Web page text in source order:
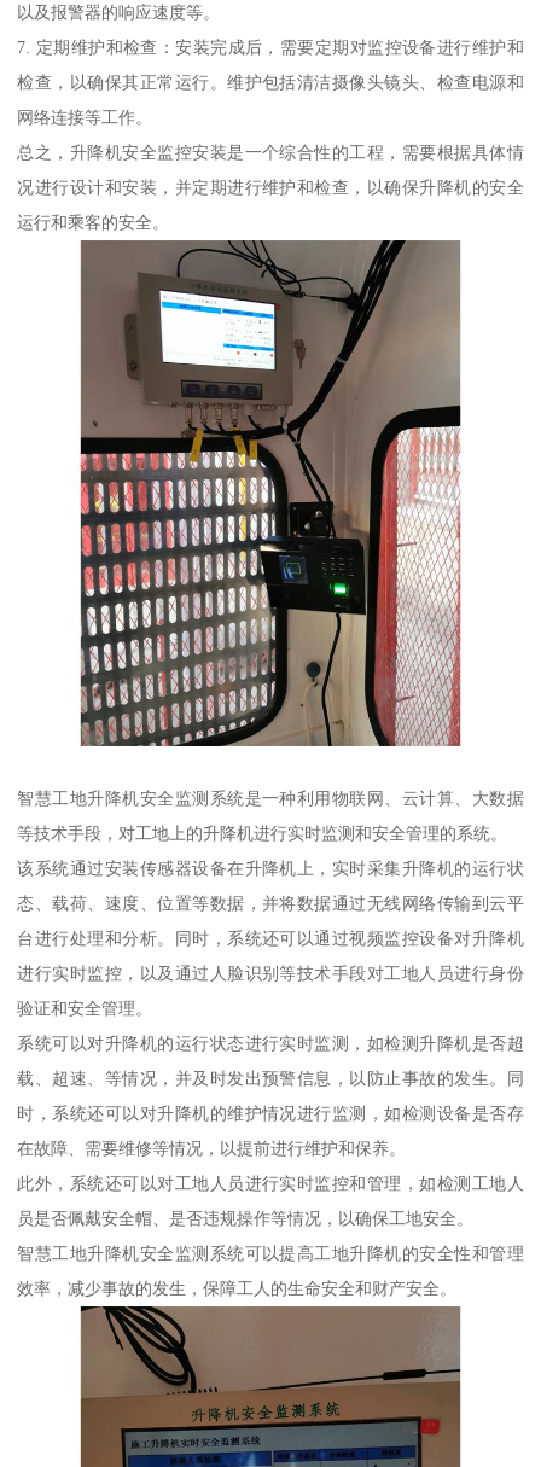
以及报警器的响应速度等。
7. 定期维护和检查：安装完成后，需要定期对监控设备进行维护和
检查，以确保其正常运行。维护包括清洁摄像头镜头、检查电源和
网络连接等工作。
总之，升降机安全监控安装是一个综合性的工程，需要根据具体情
况进行设计和安装，并定期进行维护和检查，以确保升降机的安全
运行和乘客的安全。
智慧工地升降机安全监测系统是一种利用物联网、云计算、大数据
等技术手段，对工地上的升降机进行实时监测和安全管理的系统。
该系统通过安装传感器设备在升降机上，实时采集升降机的运行状
态、载荷、速度、位置等数据，并将数据通过无线网络传输到云平
台进行处理和分析。同时，系统还可以通过视频监控设备对升降机
进行实时监控，以及通过人脸识别等技术手段对工地人员进行身份
验证和安全管理。
系统可以对升降机的运行状态进行实时监测，如检测升降机是否超
载、超速、等情况，并及时发出预警信息，以防止事故的发生。同
时，系统还可以对升降机的维护情况进行监测，如检测设备是否存
在故障、需要维修等情况，以提前进行维护和保养。
此外，系统还可以对工地人员进行实时监控和管理，如检测工地人
员是否佩戴安全帽、是否违规操作等情况，以确保工地安全。
智慧工地升降机安全监测系统可以提高工地升降机的安全性和管理
效率，减少事故的发生，保障工人的生命安全和财产安全。